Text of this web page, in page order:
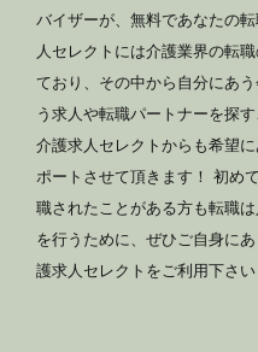
バイザーが、無料であなたの
人セレクトには介護業界の転
ており、その中から自分にあ
う求人や転職パートナーを探
介護求人セレクトからも希望
ポートさせて頂きます！ 初め
職されたことがある方も転職
を行うために、ぜひご自身に
護求人セレクトをご利用下さい